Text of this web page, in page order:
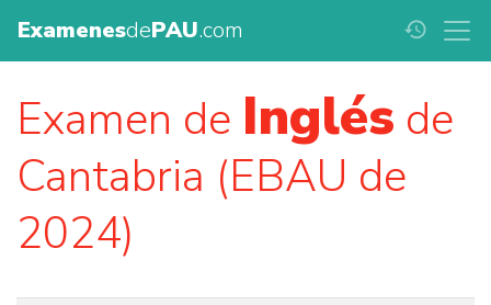
ExamenesdePAU.com history
Examen de Inglés de
Cantabria (EBAU de
2024)